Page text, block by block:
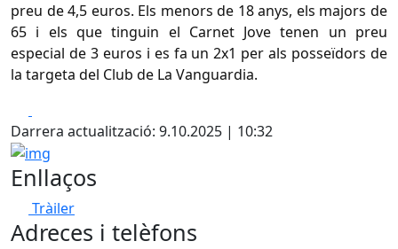
preu de 4,5 euros. Els menors de 18 anys, els majors de
65 i els que tinguin el Carnet Jove tenen un preu
especial de 3 euros i es fa un 2x1 per als posseïdors de
la targeta del Club de La Vanguardia.
Darrera actualització: 9.10.2025 | 10:32
img
Enllaços
Tràiler
Adreces i telèfons